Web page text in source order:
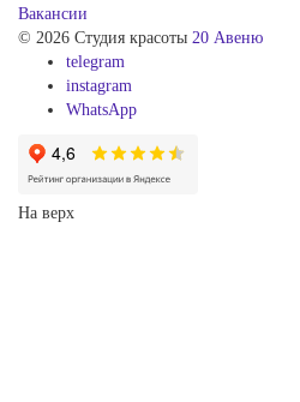
Вакансии
© 2026 Студия красоты 20 Авеню
telegram
instagram
WhatsApp
На верх